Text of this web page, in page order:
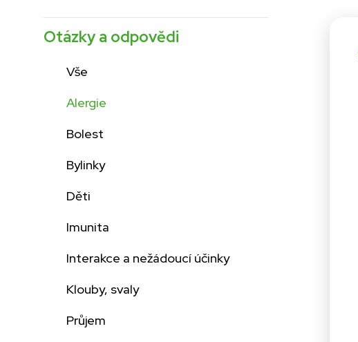
Otázky a odpovědi
Vše
Alergie
Bolest
Bylinky
Děti
Imunita
Interakce a nežádoucí účinky
Klouby, svaly
Průjem